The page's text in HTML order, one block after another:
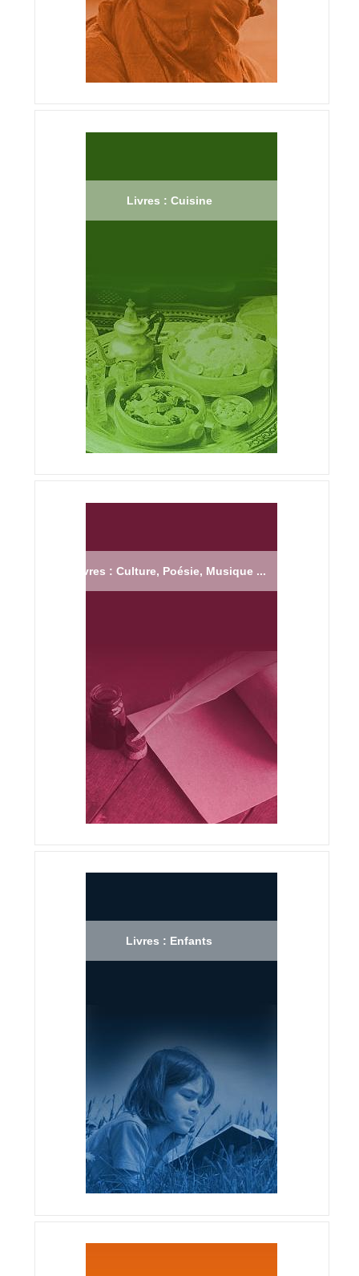
Livres : Cuisine
Livres : Culture, Poésie, Musique ...
Livres : Enfants